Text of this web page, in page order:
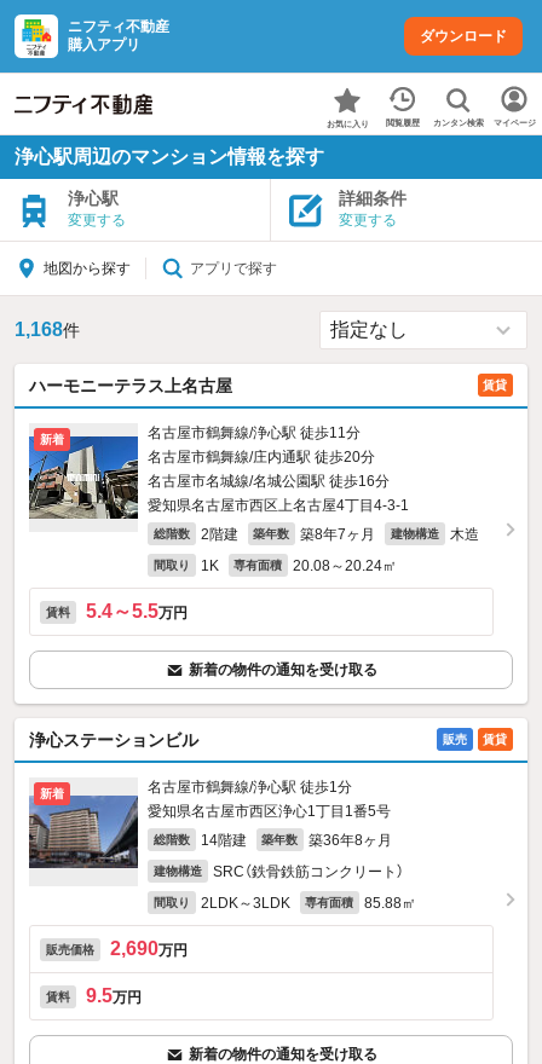
ニフティ不動産
購入アプリ
ダウンロード
お気に入り 閲覧履歴 カンタン検索 マイページ
浄心駅周辺のマンション情報を探す
浄心駅
変更する
詳細条件
変更する
地図から探す アプリで探す
1,168件
ハーモニーテラス上名古屋 賃貸
新着
名古屋市鶴舞線/浄心駅 徒歩11分
名古屋市鶴舞線/庄内通駅 徒歩20分
名古屋市名城線/名城公園駅 徒歩16分
愛知県名古屋市西区上名古屋4丁目4-3‐1
総階数 2階建 築年数 築8年7ヶ月 建物構造 木造
間取り 1K 専有面積 20.08～20.24㎡
賃料 5.4～5.5万円
新着の物件の通知を受け取る
浄心ステーションビル 販売 賃貸
新着
名古屋市鶴舞線/浄心駅 徒歩1分
愛知県名古屋市西区浄心1丁目1番5号
総階数 14階建 築年数 築36年8ヶ月
建物構造 SRC（鉄骨鉄筋コンクリート）
間取り 2LDK～3LDK 専有面積 85.88㎡
販売価格 2,690万円
賃料 9.5万円
新着の物件の通知を受け取る